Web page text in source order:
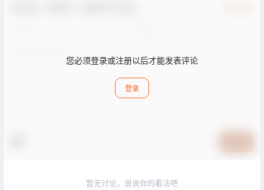
您必须登录或注册以后才能发表评论
登录
暂无讨论，说说你的看法吧